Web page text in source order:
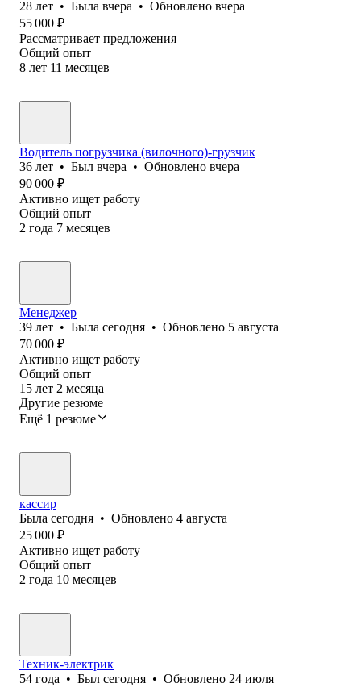
28 лет • Была вчера • Обновлено вчера
55 000 ₽
Рассматривает предложения
Общий опыт
8 лет 11 месяцев
Водитель погрузчика (вилочного)-грузчик
36 лет • Был вчера • Обновлено вчера
90 000 ₽
Активно ищет работу
Общий опыт
2 года 7 месяцев
Менеджер
39 лет • Была сегодня • Обновлено 5 августа
70 000 ₽
Активно ищет работу
Общий опыт
15 лет 2 месяца
Другие резюме
Ещё 1 резюме
кассир
Была сегодня • Обновлено 4 августа
25 000 ₽
Активно ищет работу
Общий опыт
2 года 10 месяцев
Техник-электрик
54 года • Был сегодня • Обновлено 24 июля